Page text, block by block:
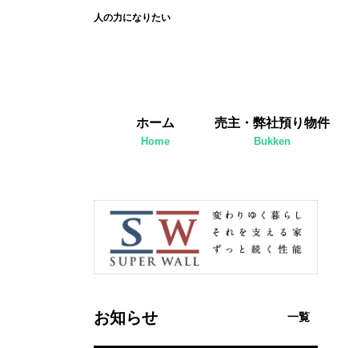
人の力になりたい
ホーム
Home
売主・弊社預り物件
Bukken
お知らせ 一覧